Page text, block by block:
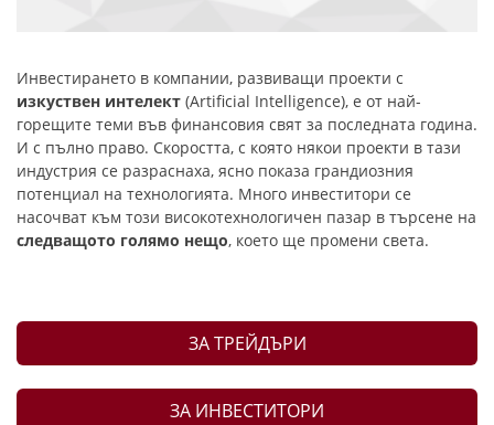
Инвестирането в компании, развиващи проекти с
изкуствен интелект (Artificial Intelligence), е от най-
горещите теми във финансовия свят за последната година.
И с пълно право. Скоростта, с която някои проекти в тази
индустрия се разраснаха, ясно показа грандиозния
потенциал на технологията. Много инвеститори се
насочват към този високотехнологичен пазар в търсене на
следващото голямо нещо, което ще промени света.
ЗА ТРЕЙДЪРИ
ЗА ИНВЕСТИТОРИ